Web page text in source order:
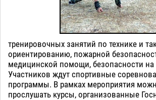
тренировочных занятий по технике и
ориентированию, пожарной
медицинской помощи, безопасности на
Участников ждут спортивные
программы. В рамках мероприятия
прослушать курсы, организованные